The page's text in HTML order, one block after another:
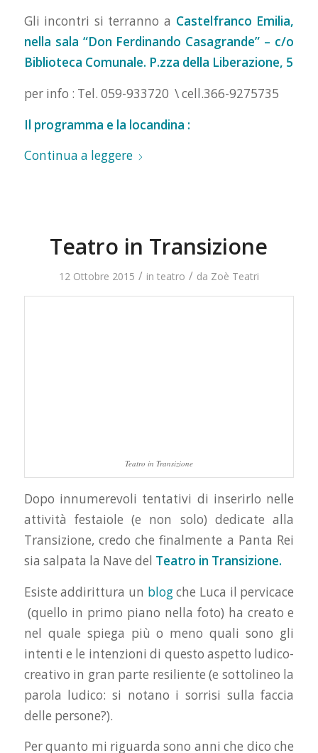
Gli incontri si terranno a Castelfranco Emilia,
nella sala “Don Ferdinando Casagrande” – c/o
Biblioteca Comunale. P.zza della Liberazione, 5
per info : Tel. 059-933720 \ cell.366-9275735
Il programma e la locandina :
Continua a leggere
Teatro in Transizione
12 Ottobre 2015 / in teatro / da Zoè Teatri
Teatro in Transizione
Dopo innumerevoli tentativi di inserirlo nelle
attività festaiole (e non solo) dedicate alla
Transizione, credo che finalmente a Panta Rei
sia salpata la Nave del Teatro in Transizione.
Esiste addirittura un blogche Luca il pervicace
(quello in primo piano nella foto) ha creato e
nel quale spiega più o meno quali sono gli
intenti e le intenzioni di questo aspetto ludico-
creativo in gran parte resiliente (e sottolineo la
parola ludico: si notano i sorrisi sulla faccia
delle persone?).
Per quanto mi riguarda sono anni che dico che